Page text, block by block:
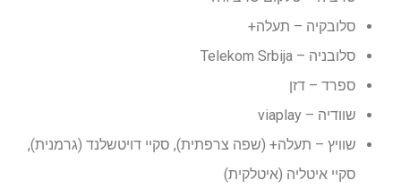
סלובקיה – תעלה+
סלובניה – Telekom Srbija
ספרד – דזן
שוודיה – viaplay
שוויץ – תעלה+ (שפה צרפתית), סקיי דויטשלנד (גרמנית),
סקיי איטליה (איטלקית)